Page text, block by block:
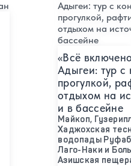
«Всё
Адыгеи: тур с
прогулкой,
отдыхом на
и в бассейне
Майкоп,
Хаджохская
⁠водопады
Лаго-Наки и
Азишская